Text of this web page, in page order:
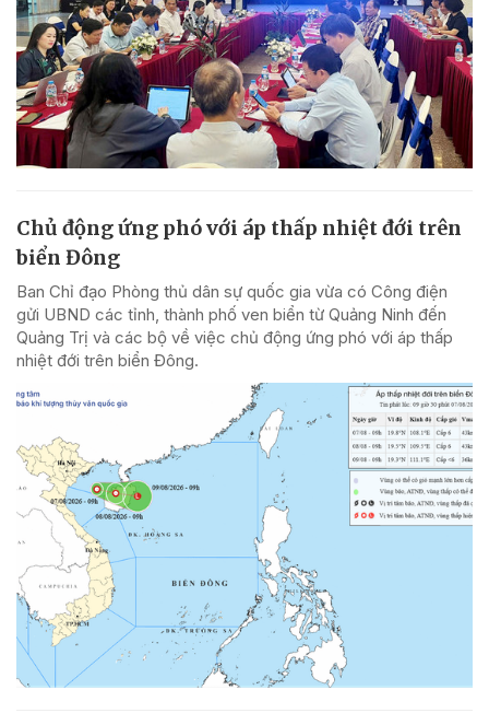
Chủ động ứng phó với áp thấp nhiệt đới trên
biển Đông
Ban Chỉ đạo Phòng thủ dân sự quốc gia vừa có Công điện
gửi UBND các tỉnh, thành phố ven biển từ Quảng Ninh đến
Quảng Trị và các bộ về việc chủ động ứng phó với áp thấp
nhiệt đới trên biển Đông.